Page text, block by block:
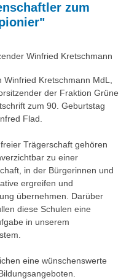
/ AZAV
zum
Winfried Kretschmann MdL,
der Fraktion Grüne
zum 90. Geburtstag
Flad.
Trägerschaft gehören
zu einer
in der Bürgerinnen und
ergreifen und
übernehmen. Darüber
diese Schulen eine
in unserem
eine wünschenswerte